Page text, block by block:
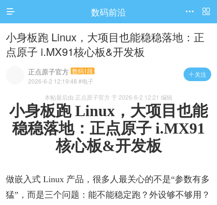
访问电脑版
 数码前沿 

小身板跑 Linux，大项目也能稳稳落地：正
点原子 i.MX91核心板&开发板
 关注
正点原子官方 数码1段
2026-6-2 12:19:48 #电子
本帖最后由 正点原子官方 于 2026-6-2 12:21 编辑
小身板跑 Linux，大项目也能
稳稳落地：正点原子 i.MX91
核心板&开发板
做嵌入式 Linux 产品，很多人最关心的不是“参数有多
猛”，而是三个问题：能不能稳定跑？外设够不够用？